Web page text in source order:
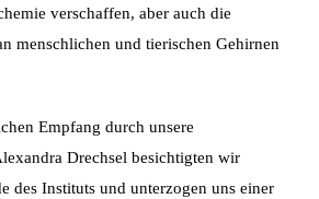
verschaffen, aber auch die
menschlichen und tierischen Gehirnen
Empfang durch unsere
Drechsel besichtigten wir
des Instituts und unterzogen uns einer